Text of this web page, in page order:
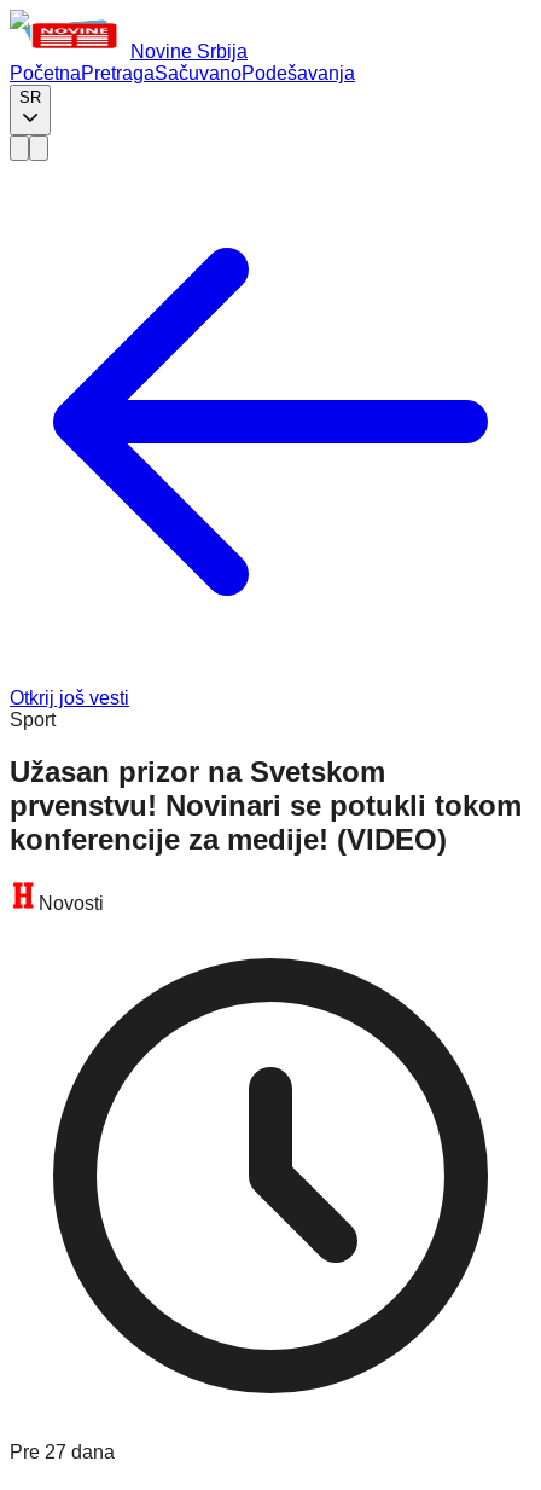
Novine Srbija
PočetnaPretragaSačuvanoPodešavanja
SR
Otkrij još vesti
Sport
Užasan prizor na Svetskom
prvenstvu! Novinari se potukli tokom
konferencije za medije! (VIDEO)
Novosti
Pre 27 dana